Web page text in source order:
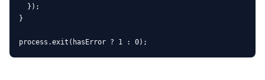
  });
}
process.exit(hasError ? 1 : 0);